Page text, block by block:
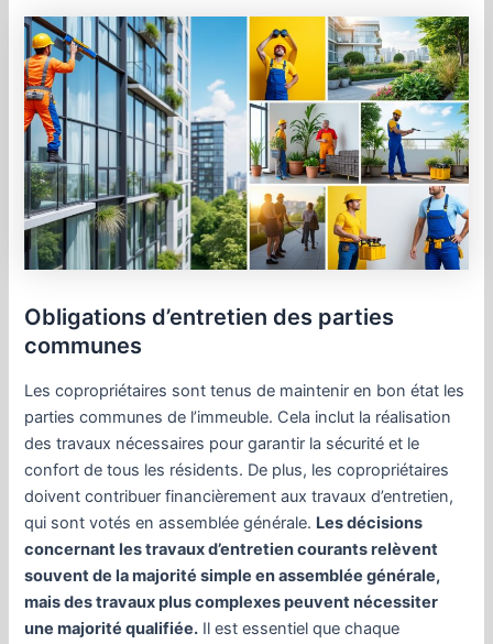
Obligations d’entretien des parties
communes
Les copropriétaires sont tenus de maintenir en bon état les
parties communes de l’immeuble. Cela inclut la réalisation
des travaux nécessaires pour garantir la sécurité et le
confort de tous les résidents. De plus, les copropriétaires
doivent contribuer financièrement aux travaux d’entretien,
qui sont votés en assemblée générale. Les décisions
concernant les travaux d’entretien courants relèvent
souvent de la majorité simple en assemblée générale,
mais des travaux plus complexes peuvent nécessiter
une majorité qualifiée. Il est essentiel que chaque